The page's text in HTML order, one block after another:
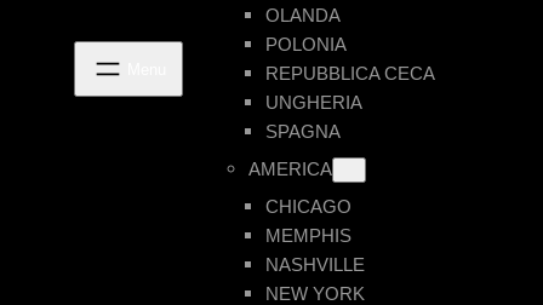
OLANDA
POLONIA
REPUBBLICA CECA
UNGHERIA
SPAGNA
AMERICA
CHICAGO
MEMPHIS
NASHVILLE
NEW YORK